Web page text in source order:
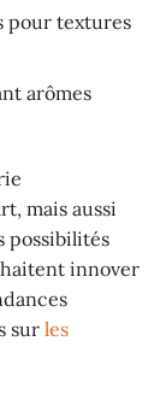
pour textures
arômes
mais aussi
possibilités
innover
sur les